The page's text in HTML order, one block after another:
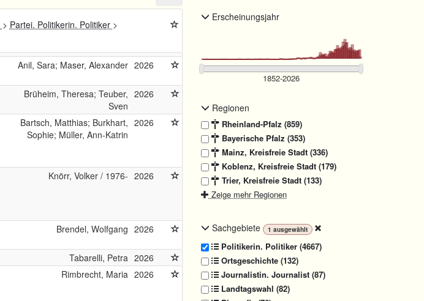
> Partei. Politikerin. Politiker >
Anil, Sara; Maser, Alexander 2026
Brüheim, Theresa; Teuber,
Sven
2026
Bartsch, Matthias; Burkhart,
Sophie; Müller, Ann-Katrin
2026
Knörr, Volker / 1976- 2026
Brendel, Wolfgang 2026
Tabarelli, Petra 2026
Rimbrecht, Maria 2026
Erscheinungsjahr
Regionen
Rheinland-Pfalz (859)
Bayerische Pfalz (353)
Mainz, Kreisfreie Stadt (336)
Koblenz, Kreisfreie Stadt (179)
Trier, Kreisfreie Stadt (133)
Zeige mehr Regionen
Sachgebiete 1 ausgewählt
Politikerin. Politiker (4667)
Ortsgeschichte (132)
Journalistin. Journalist (87)
Landtagswahl (82)